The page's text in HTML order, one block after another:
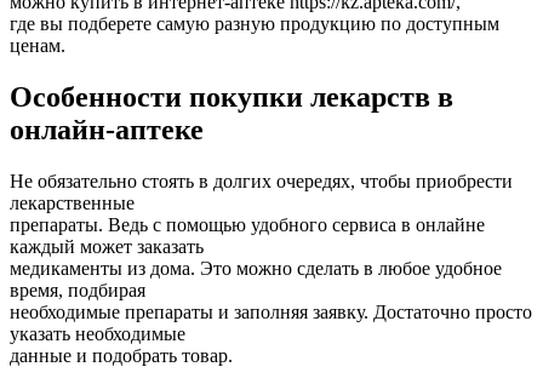
где вы подберете самую разную продукцию по доступным
ценам.
Особенности покупки лекарств в
онлайн-аптеке
Не обязательно стоять в долгих очередях, чтобы приобрести
лекарственные
препараты. Ведь с помощью удобного сервиса в онлайне
каждый может заказать
медикаменты из дома. Это можно сделать в любое удобное
время, подбирая
необходимые препараты и заполняя заявку. Достаточно просто
указать необходимые
данные и подобрать товар.